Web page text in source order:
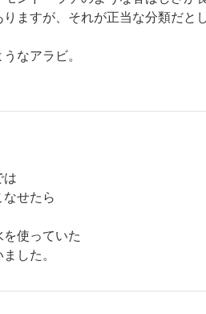
ますが、それが正当な分類だと
なアラビ。
は
せたら
使っていた
した。